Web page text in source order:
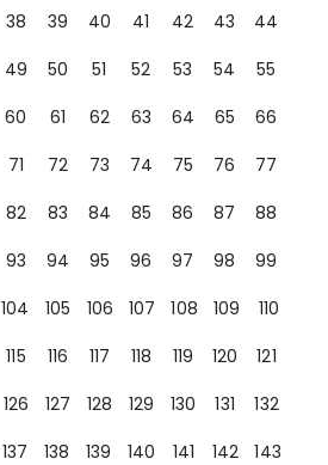
38 39 40 41 42 43
44
49 50 51 52 53 54
55
60 61 62 63 64 65
66
71 72 73 74 75 76
77
82 83 84 85 86 87
88
93 94 95 96 97 98
99
104 105 106 107 108 109
110
115 116 117 118 119 120
121
126 127 128 129 130 131
132
137 138 139 140 141 142
143